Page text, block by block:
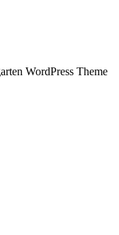
WordPress Theme